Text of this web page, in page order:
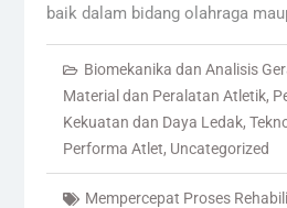
baik dalam bidang olahraga
Biomekanika dan Analisis
Material dan Peralatan Atletik,
Kekuatan dan Daya Ledak,
Performa Atlet, Uncategorized
Mempercepat Proses